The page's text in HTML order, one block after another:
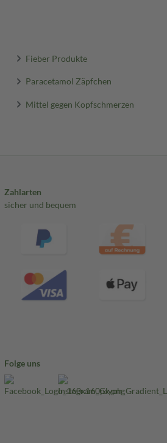
Menschen auf eine
nach etwaigen
GesamtdosisWann
täglich
von 6 Stunden
1-4 mal
im Abstand
-Syndrom: Sie müssen in
den Dosierungsabstand
Fieber Produkte
Paracetamol Zäpfchen
Mittel gegen Kopfschmerzen
Zahlarten
sicher und bequem
Folge uns